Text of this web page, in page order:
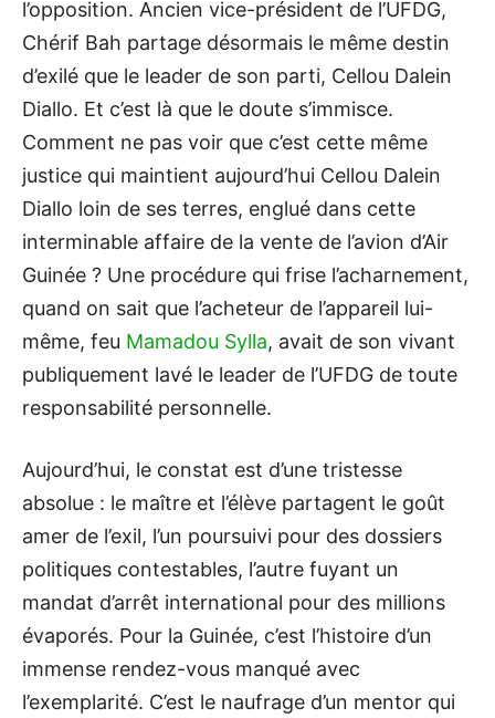
l’opposition. Ancien vice-président de l’UFDG,
Chérif Bah partage désormais le même destin
d’exilé que le leader de son parti, Cellou Dalein
Diallo. Et c’est là que le doute s’immisce.
Comment ne pas voir que c’est cette même
justice qui maintient aujourd’hui Cellou Dalein
Diallo loin de ses terres, englué dans cette
interminable affaire de la vente de l’avion d’Air
Guinée ? Une procédure qui frise l’acharnement,
quand on sait que l’acheteur de l’appareil lui-
même, feu Mamadou Sylla, avait de son vivant
publiquement lavé le leader de l’UFDG de toute
responsabilité personnelle.
Aujourd’hui, le constat est d’une tristesse
absolue : le maître et l’élève partagent le goût
amer de l’exil, l’un poursuivi pour des dossiers
politiques contestables, l’autre fuyant un
mandat d’arrêt international pour des millions
évaporés. Pour la Guinée, c’est l’histoire d’un
immense rendez-vous manqué avec
l’exemplarité. C’est le naufrage d’un mentor qui